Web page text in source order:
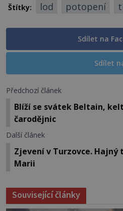
Štítky: lod potopení
Sdílet na
Sdílet
Předchozí článek
Blíží se svátek Beltain,
čarodějnic
Další článek
Zjevení v Turzovce.
Marii
Související články